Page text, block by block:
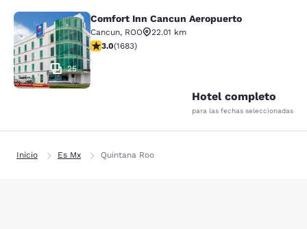
Comfort Inn Cancun Aeropuerto
25
Comfort Inn Cancun Aeropuerto
Cancun, ROO
22.01 km
calificación de 3.03 estrellas. Feria. 1683 reseñas
3.0(1683)
Hotel completo
para las fechas seleccionadas
Inicio Es Mx Quintana Roo